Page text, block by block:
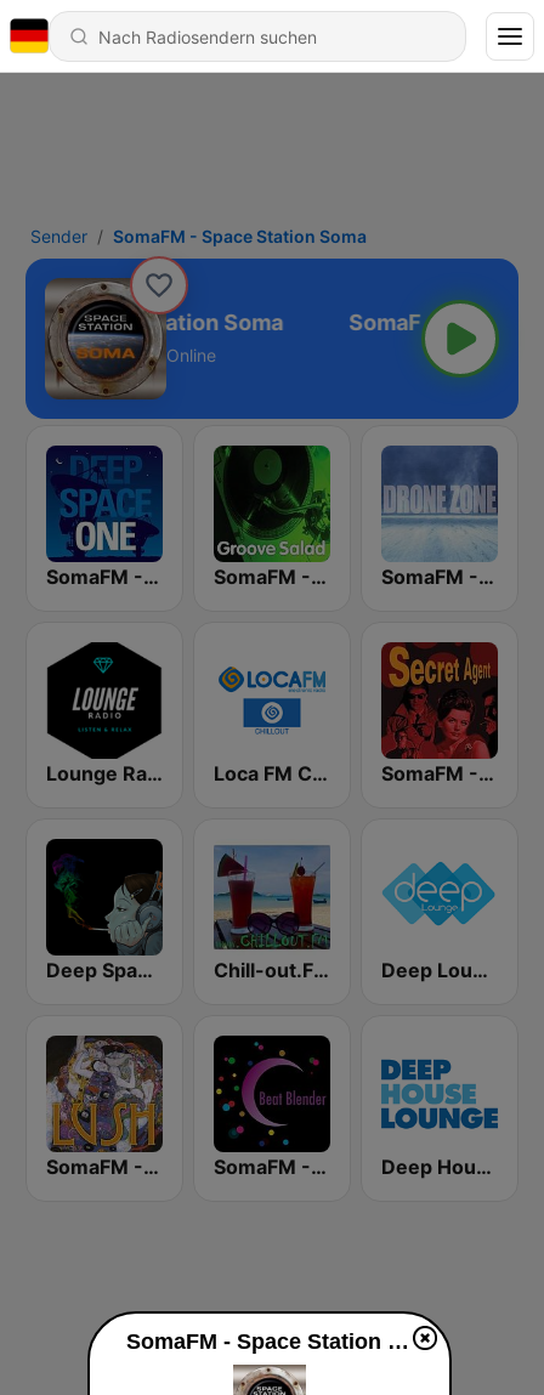
Sender SomaFM - Space Station Soma
- Space Station Soma
Online
SomaFM - Deep Space One SomaFM - Groove Salad SomaFM - Drone Zone
Lounge Radio Loca FM Chill Out SomaFM - Secret Agent
Deep Space Chill Chill-out.FM Deep Lounge
SomaFM - Lush SomaFM - Beat Blender Deep House Lounge
SomaFM - Space Station Soma live